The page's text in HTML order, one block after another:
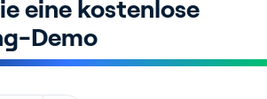
Growing
eine kostenlose
Demo